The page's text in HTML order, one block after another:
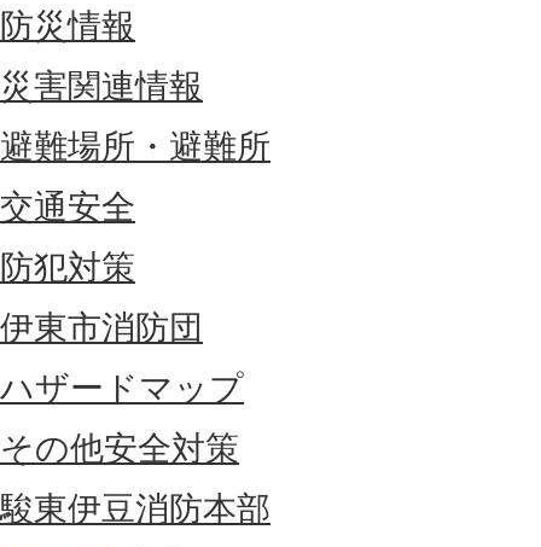
防災情報
災害関連情報
避難場所・避難所
交通安全
防犯対策
伊東市消防団
ハザードマップ
その他安全対策
駿東伊豆消防本部